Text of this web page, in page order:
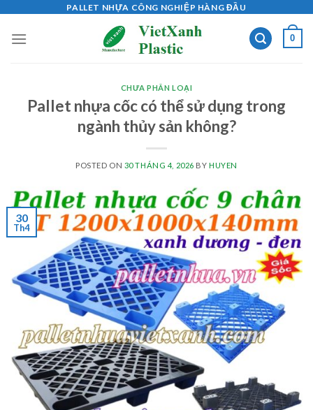
content
PALLET NHỰA CÔNG NGHIỆP HÀNG ĐẦU
0
CHƯA PHÂN LOẠI
Pallet nhựa cốc có thể sử dụng trong
ngành thủy sản không?
POSTED ON 30 THÁNG 4, 2026 BY HUYEN
30
Th4